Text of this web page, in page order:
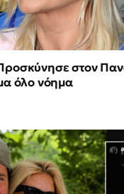
στον
όλο νόημα